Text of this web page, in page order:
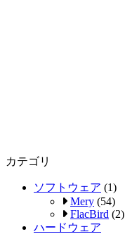
カテゴリ
ソフトウェア (1)
Mery (54)
FlacBird (2)
ハードウェア